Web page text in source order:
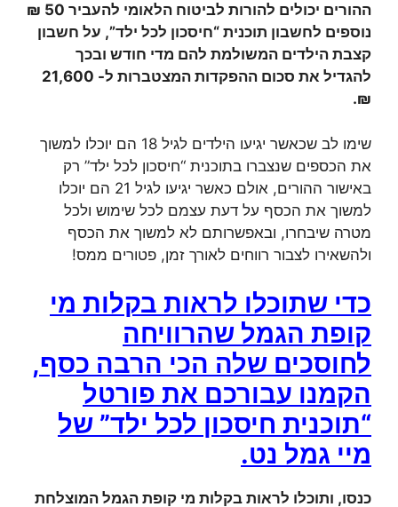
ההורים יכולים להורות לביטוח הלאומי להעביר 50 ₪
נוספים לחשבון תוכנית “חיסכון לכל ילד”, על חשבון
קצבת הילדים המשולמת להם מדי חודש ובכך
להגדיל את סכום ההפקדות המצטברות ל- 21,600
₪.
שימו לב שכאשר יגיעו הילדים לגיל 18 הם יוכלו למשוך
את הכספים שנצברו בתוכנית “חיסכון לכל ילד” רק
באישור ההורים, אולם כאשר יגיעו לגיל 21 הם יוכלו
למשוך את הכסף על דעת עצמם לכל שימוש ולכל
מטרה שיבחרו, ובאפשרותם לא למשוך את הכסף
ולהשאירו לצבור רווחים לאורך זמן, פטורים ממס!
כדי שתוכלו לראות בקלות מי
קופת הגמל שהרוויחה
לחוסכים שלה הכי הרבה כסף,
הקמנו עבורכם את פורטל
“תוכנית חיסכון לכל ילד” של
מיי גמל נט.
כנסו, ותוכלו לראות בקלות מי קופת הגמל המוצלחת